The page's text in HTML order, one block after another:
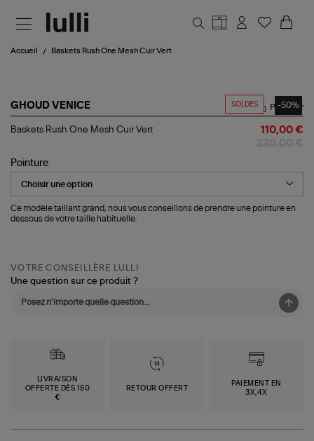
Accueil Baskets Rush One Mesh Cuir Vert
SOLDES -50%
GHOUD VENICE
Baskets
Mesh
Cuir
Vert
Partager
Baskets Rush One Mesh Cuir Vert 110,00 €
Pointure
Ce modèle taillant grand, nous vous conseillons de prendre une pointure en
dessous de votre taille habituelle.
VOTRE CONSEILLÈRE LULLI
Une question sur ce produit ?
LIVRAISON
OFFERTE DÈS 150
€
RETOUR OFFERT
PAIEMENT EN
3X,4X